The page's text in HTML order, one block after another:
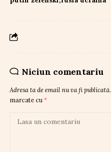
Niciun comentariu
Adresa ta de email nu va fi publicată.
marcate cu *